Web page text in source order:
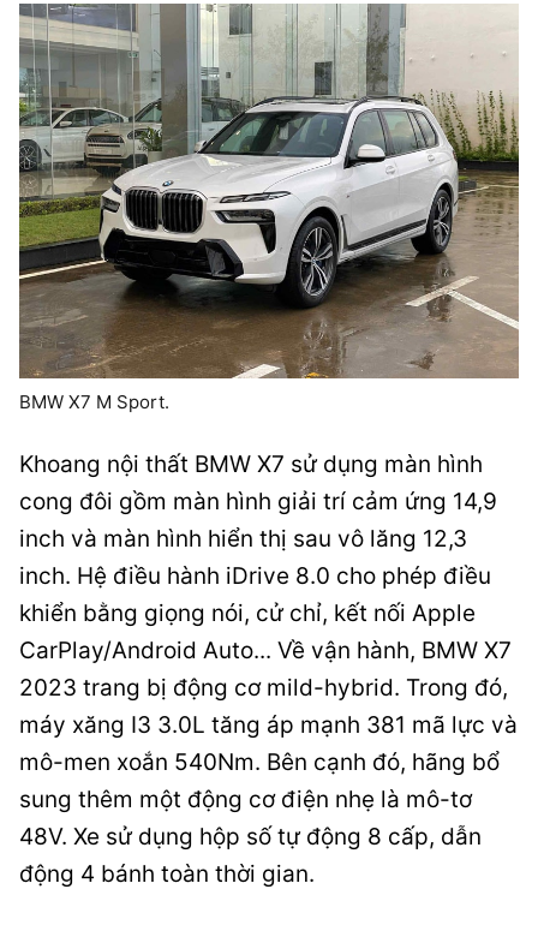
BMW X7 M Sport.
Khoang nội thất BMW X7 sử dụng màn hình
cong đôi gồm màn hình giải trí cảm ứng 14,9
inch và màn hình hiển thị sau vô lăng 12,3
inch. Hệ điều hành iDrive 8.0 cho phép điều
khiển bằng giọng nói, cử chỉ, kết nối Apple
CarPlay/Android Auto... Về vận hành, BMW X7
2023 trang bị động cơ mild-hybrid. Trong đó,
máy xăng I3 3.0L tăng áp mạnh 381 mã lực và
mô-men xoắn 540Nm. Bên cạnh đó, hãng bổ
sung thêm một động cơ điện nhẹ là mô-tơ
48V. Xe sử dụng hộp số tự động 8 cấp, dẫn
động 4 bánh toàn thời gian.